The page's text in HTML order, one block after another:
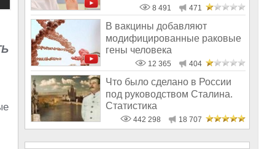
8 491 471
В вакцины добавляют
модифицированные раковые
гены человека
12 365 404
Что было сделано в России
под руководством Сталина.
Статистика
442 298 18 707